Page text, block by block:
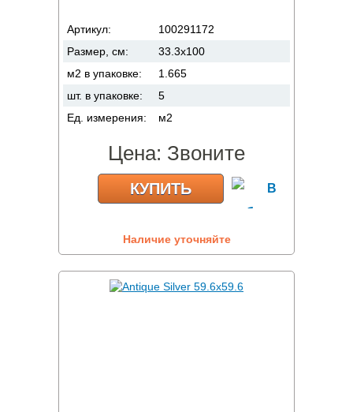
Артикул:
100291172
Размер, см:
33.3x100
м2 в упаковке:
1.665
шт. в упаковке:
5
Ед. измерения:
м2
Цена: Звоните
КУПИТЬ
Наличие уточняйте